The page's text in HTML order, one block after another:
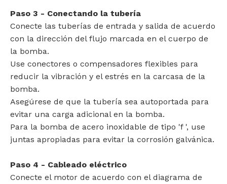
Paso 3 - Conectando la tubería
Conecte las tuberías de entrada y salida de acuerdo
con la dirección del flujo marcada en el cuerpo de
la bomba.
Use conectores o compensadores flexibles para
reducir la vibración y el estrés en la carcasa de la
bomba.
Asegúrese de que la tubería sea autoportada para
evitar una carga adicional en la bomba.
Para la bomba de acero inoxidable de tipo 'f ', use
juntas apropiadas para evitar la corrosión galvánica.
Paso 4 - Cableado eléctrico
Conecte el motor de acuerdo con el diagrama de